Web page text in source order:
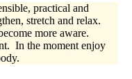
practical and
stretch and relax.
more aware.
In the moment enjoy